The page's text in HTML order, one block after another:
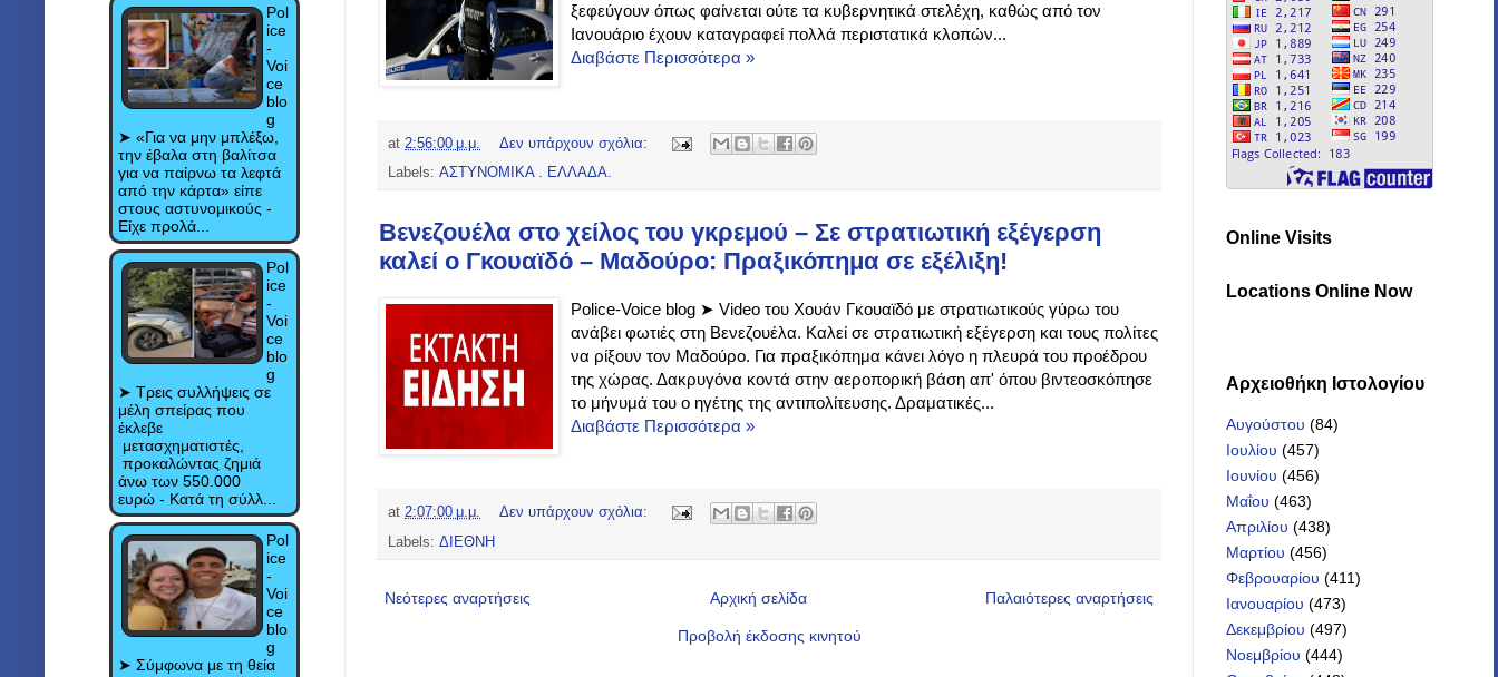
ξεφεύγουν όπως φαίνεται ούτε τα κυβερνητικά στελέχη, καθώς από τον
Ιανουάριο έχουν καταγραφεί πολλά περιστατικά κλοπών...
Διαβάστε Περισσότερα »
at 2:56:00 μ.μ.
Δεν υπάρχουν σχόλια:
Labels: ΑΣΤΥΝΟΜΙΚΑ . ΕΛΛΑΔΑ.
Βενεζουέλα στο χείλος του γκρεμού – Σε στρατιωτική εξέγερση
καλεί ο Γκουαϊδό – Μαδούρο: Πραξικόπημα σε εξέλιξη!
Police-Voice blog ➤ Video του Χουάν Γκουαϊδό με στρατιωτικούς γύρω του
ανάβει φωτιές στη Βενεζουέλα. Καλεί σε στρατιωτική εξέγερση και τους πολίτες
να ρίξουν τον Μαδούρο. Για πραξικόπημα κάνει λόγο η πλευρά του προέδρου
της χώρας. Δακρυγόνα κοντά στην αεροπορική βάση απ' όπου βιντεοσκόπησε
το μήνυμά του ο ηγέτης της αντιπολίτευσης. Δραματικές...
Διαβάστε Περισσότερα »
at 2:07:00 μ.μ.
Δεν υπάρχουν σχόλια:
Labels: ΔΙΕΘΝΗ
Νεότερες αναρτήσεις Παλαιότερες αναρτήσεις
Αρχική σελίδα
Προβολή έκδοσης κινητού
Pol
ice
-
Voi
ce
blo
g
➤ «Για να μην μπλέξω,
την έβαλα στη βαλίτσα
για να παίρνω τα λεφτά
από την κάρτα» είπε
στους αστυνομικούς -
Είχε προλά...
Pol
ice
-
Voi
ce
blo
g
➤ Τρεις συλλήψεις σε
μέλη σπείρας που
έκλεβε
μετασχηματιστές,
προκαλώντας ζημιά
άνω των 550.000
ευρώ - Κατά τη σύλλ...
Pol
ice
-
Voi
ce
blo
g
➤ Σύμφωνα με τη θεία
Online Visits
Locations Online Now
Αρχειοθήκη Iστολογίου
Αυγούστου (84)
Ιουλίου (457)
Ιουνίου (456)
Μαΐου (463)
Απριλίου (438)
Μαρτίου (456)
Φεβρουαρίου (411)
Ιανουαρίου (473)
Δεκεμβρίου (497)
Νοεμβρίου (444)